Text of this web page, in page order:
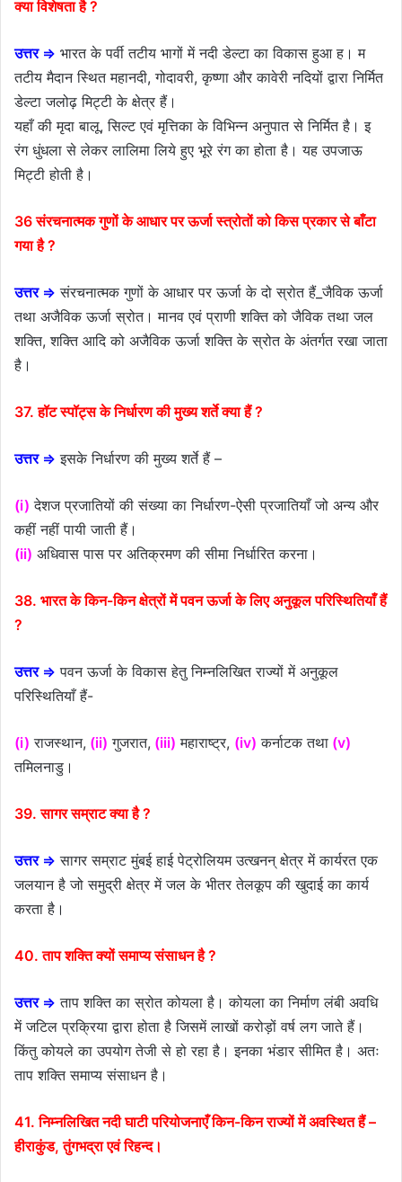
क्या विशेषता है ?
उत्तर ⇒ भारत के पर्वी तटीय भागों में नदी डेल्टा का विकास हुआ ह। म
तटीय मैदान स्थित महानदी, गोदावरी, कृष्णा और कावेरी नदियों द्वारा निर्मित
डेल्टा जलोढ़ मिट्टी के क्षेत्र हैं।
यहाँ की मृदा बालू, सिल्ट एवं मृत्तिका के विभिन्न अनुपात से निर्मित है। इ
रंग धुंधला से लेकर लालिमा लिये हुए भूरे रंग का होता है। यह उपजाऊ
मिट्टी होती है।
36 संरचनात्मक गुणों के आधार पर ऊर्जा स्त्रोतों को किस प्रकार से बाँटा
गया है ?
उत्तर ⇒ संरचनात्मक गुणों के आधार पर ऊर्जा के दो स्रोत हैं_जैविक ऊर्जा
तथा अजैविक ऊर्जा स्रोत। मानव एवं प्राणी शक्ति को जैविक तथा जल
शक्ति, शक्ति आदि को अजैविक ऊर्जा शक्ति के स्रोत के अंतर्गत रखा जाता
है।
37. हॉट स्पॉट्स के निर्धारण की मुख्य शर्ते क्या हैं ?
उत्तर ⇒ इसके निर्धारण की मुख्य शर्ते हैं –
(i) देशज प्रजातियों की संख्या का निर्धारण-ऐसी प्रजातियाँ जो अन्य और
कहीं नहीं पायी जाती हैं।
(ii) अधिवास पास पर अतिक्रमण की सीमा निर्धारित करना।
38. भारत के किन-किन क्षेत्रों में पवन ऊर्जा के लिए अनुकूल परिस्थितियाँ हैं
?
उत्तर ⇒ पवन ऊर्जा के विकास हेतु निम्नलिखित राज्यों में अनुकूल
परिस्थितियाँ हैं-
(i) राजस्थान, (ii) गुजरात, (iii) महाराष्ट्र, (iv) कर्नाटक तथा (v)
तमिलनाडु।
39. सागर सम्राट क्या है ?
उत्तर ⇒ सागर सम्राट मुंबई हाई पेट्रोलियम उत्खनन् क्षेत्र में कार्यरत एक
जलयान है जो समुद्री क्षेत्र में जल के भीतर तेलकूप की खुदाई का कार्य
करता है।
40. ताप शक्ति क्यों समाप्य संसाधन है ?
उत्तर ⇒ ताप शक्ति का स्रोत कोयला है। कोयला का निर्माण लंबी अवधि
में जटिल प्रक्रिया द्वारा होता है जिसमें लाखों करोड़ों वर्ष लग जाते हैं।
किंतु कोयले का उपयोग तेजी से हो रहा है। इनका भंडार सीमित है। अतः
ताप शक्ति समाप्य संसाधन है।
41. निम्नलिखित नदी घाटी परियोजनाएँ किन-किन राज्यों में अवस्थित हैं –
हीराकुंड, तुंगभद्रा एवं रिहन्द।